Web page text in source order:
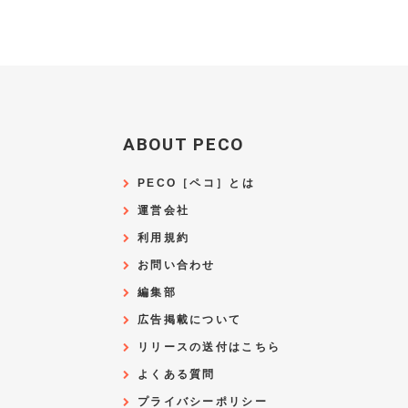
ABOUT PECO
PECO［ペコ］とは
運営会社
利用規約
お問い合わせ
編集部
広告掲載について
リリースの送付はこちら
よくある質問
プライバシーポリシー